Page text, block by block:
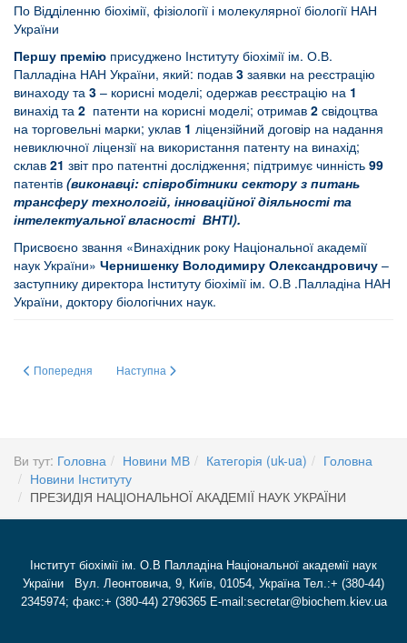
По Відділенню біохімії, фізіології і молекулярної біології НАН
України
Першу премію присуджено Інституту біохімії ім. О.В.
Палладіна НАН України, який: подав 3 заявки на реєстрацію
винаходу та 3 – корисні моделі; одержав реєстрацію на 1
винахід та 2 патенти на корисні моделі; отримав 2 свідоцтва
на торговельні марки; уклав 1 ліцензійний договір на надання
невиключної ліцензії на використання патенту на винахід;
склав 21 звіт про патентні дослідження; підтримує чинність 99
патентів (виконавці: співробітники сектору з питань
трансферу технологій, інноваційної діяльності та
інтелектуальної власності ВНТІ).
Присвоєно звання «Винахідник року Національної академії
наук України» Чернишенку Володимиру Олександровичу –
заступнику директора Інституту біохімії ім. О.В .Палладіна НАН
України, доктору біологічних наук.
Попередня стаття: Інформація щодо підтримки українських вчених з
Попередня Наступна стаття: Labs supporting Ukrainian Scientists
Наступна
Ви тут: Головна Новини МВ Категорія (uk-ua)
Головна
Новини Інституту
ПРЕЗИДІЯ НАЦІОНАЛЬНОЇ АКАДЕМІЇ НАУК УКРАЇНИ
Інститут біохімії ім. О.В Палладіна Національної академії наук
України Вул. Леонтовича, 9, Київ, 01054, Україна Тел.:+ (380-44)
2345974; факс:+ (380-44) 2796365 E-mail:secretar@biochem.kiev.ua